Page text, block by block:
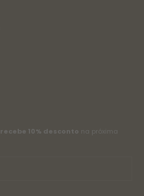
recebe 10% desconto na próxima